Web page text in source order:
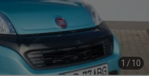
1 / 10